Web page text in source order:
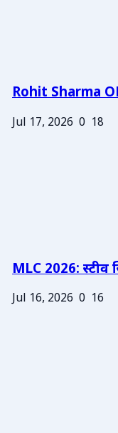
Rohit Sharma
Jul 17, 2026 0 18
MLC 2026: स्टीव
Jul 16, 2026 0 16